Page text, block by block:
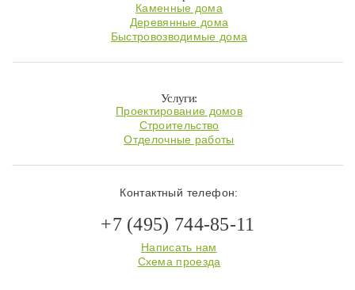
Каменные дома
Деревянные дома
Быстровозводимые дома
Услуги:
Проектирование домов
Строительство
Отделочные работы
Контактный телефон:
+7 (495) 744-85-11
Написать нам
Схема проезда